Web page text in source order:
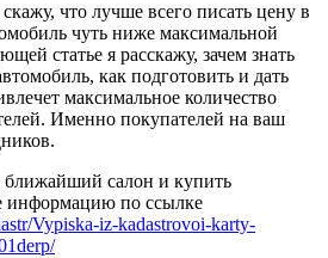
что лучше всего писать цену в
чуть ниже максимальной
статье я расскажу, зачем знать
как подготовить и дать
максимальное количество
Именно покупателей на ваш
салон и купить
информацию по ссылке
Vypiska-iz-kadastrovoi-karty-